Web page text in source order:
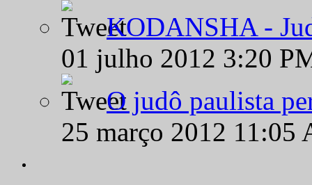
KODANSHA -
01 julho 2012 3:20
O judô paulista
25 março 2012